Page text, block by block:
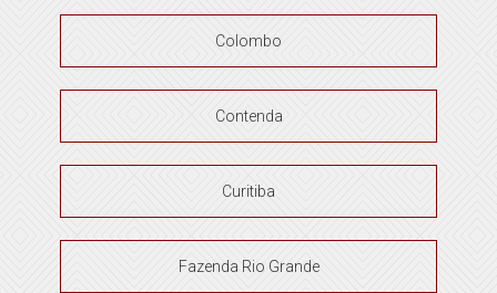
Colombo
Contenda
Curitiba
Fazenda Rio Grande